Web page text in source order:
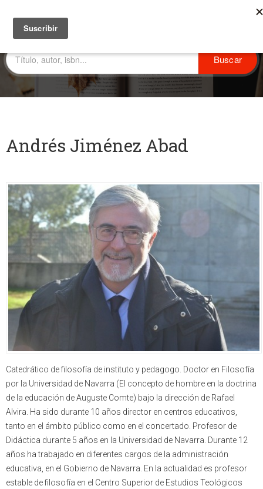
Andrés Jiménez Abad
Catedrático de filosofía de instituto y pedagogo. Doctor en Filosofía
por la Universidad de Navarra (El concepto de hombre en la doctrina
de la educación de Auguste Comte) bajo la dirección de Rafael
Alvira. Ha sido durante 10 años director en centros educativos,
tanto en el ámbito público como en el concertado. Profesor de
Didáctica durante 5 años en la Universidad de Navarra. Durante 12
años ha trabajado en diferentes cargos de la administración
educativa, en el Gobierno de Navarra. En la actualidad es profesor
estable de filosofía en el Centro Superior de Estudios Teológicos